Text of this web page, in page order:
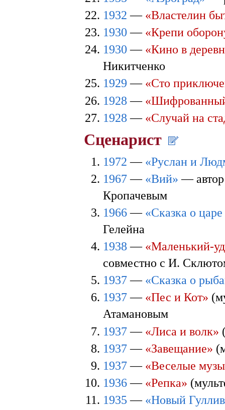
1932 — «Властелин
1930 — «Крепи
1930 — «Кино в
Никитченко
1929 — «Сто
1928 —
1928 — «Случай на
Сценарист
1972 — «Руслан и
1967— «Вий» —
Кропачевым
1966— «Сказка о
Гелейна
1938 — «Маленький-
совместно с И.
1937— «Сказка о
1937— «Пес и Кот»
Атамановым
1937— «Лиса и волк»
1937— «Завещание»
1937— «Веселые
1936— «Репка»
1935 — «Новый